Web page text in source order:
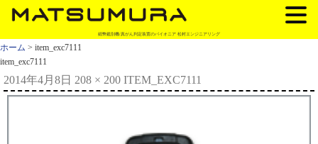
紙幣鑑別機/真がん判定装置のパイオニア 松村エンジニアリング
ホーム > item_exc7111
item_exc7111
2014年4月8日 208 × 200 ITEM_EXC7111